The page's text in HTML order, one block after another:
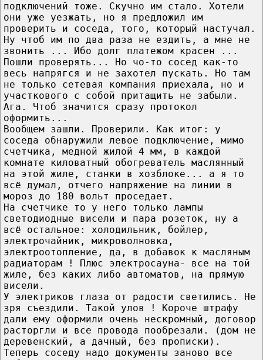
подключений тоже. Скучно им стало. Хотели
они уже уезжать, но я предложил им
проверить и соседа, того, который настучал.
Ну чтоб им по два раза не ездить, а мне не
звонить ... Ибо долг платежом красен ...
Пошли проверять... Но чо-то сосед как-то
весь напрягся и не захотел пускать. Но там
не только сетевая компания приехала, но и
участкового с собой притащить не забыли.
Ага. Чтоб значится сразу протокол
оформить...
Вообщем зашли. Проверили. Как итог: у
соседа обнаружили левое подключение, мимо
счетчика, медной жилой 4 мм, в каждой
комнате киловатный обогреватель маслянный
на этой жиле, станки в хозблоке... а я то
всё думал, отчего напряжение на линии в
мороз до 180 вольт проседает.
На счетчике то у него только лампы
светодиодные висели и пара розеток, ну а
всё остальное: холодильник, бойлер,
электрочайник, микроволновка,
электроотопление, да, в добавок к масляным
радиаторам ! Плюс электросауна- все на той
жиле, без каких либо автоматов, на прямую
висели.
У электриков глаза от радости светились. Не
зря съездили. Такой улов ! Короче штрафу
дали ему оформили очень нескромный, договор
расторгли и все провода пообрезали. (дом не
деревенский, а дачный, без прописки).
Теперь соседу надо документы заново все